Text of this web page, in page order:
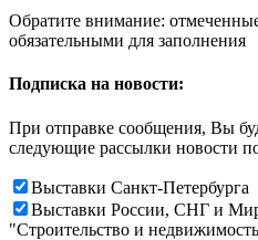
Обратите внимание:
обязательными для заполнения
Подписка на новости:
При отправке сообщения, Вы
следующие рассылки новости
Выставки Санкт-Петербурга
Выставки России, СНГ и
"Строительство и